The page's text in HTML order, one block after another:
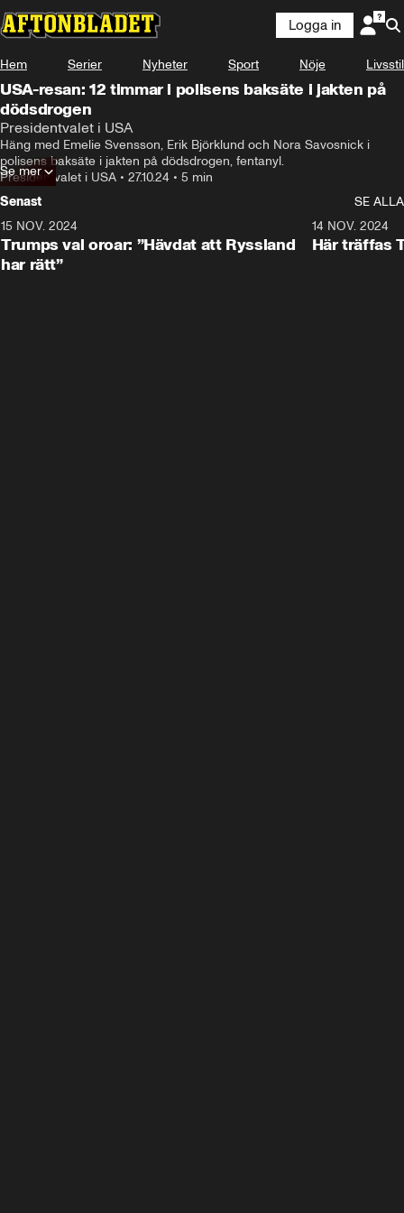
Logga in
Hem Serier Nyheter Sport Nöje Livsstil
USA-resan: 12 timmar i polisens baksäte i jakten på
dödsdrogen
Presidentvalet i USA
Häng med Emelie Svensson, Erik Björklund och Nora Savosnick i
polisens baksäte i jakten på dödsdrogen, fentanyl.
Presidentvalet i USA • 27.10.24 • 5 min
Se mer
Senast
SE ALLA
15 NOV. 2024
Trumps val oroar: ”Hävdat att Ryssland
har rätt”
14 NOV. 2024
Här träffas